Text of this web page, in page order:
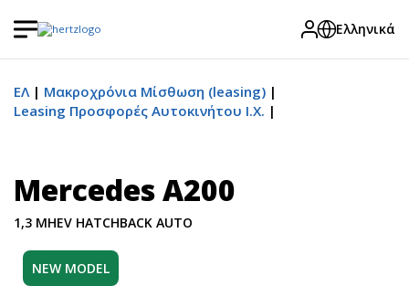
Ελληνικά
ΕΛ
Μακροχρόνια Μίσθωση (leasing)
Leasing Προσφορές Αυτοκινήτου Ι.Χ.
Mercedes A200
1,3 MHEV HATCHBACK AUTO
NEW MODEL